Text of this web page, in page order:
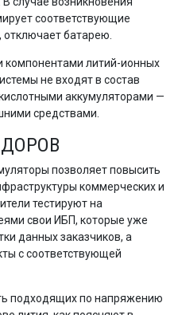
соответствующие
батарею.
литий-ионных
не входят в состав
аккумуляторами —
средствами.
позволяет повысить
коммерческих и
тестируют на
свои ИБП, которые уже
данных заказчиков, а
с соответствующей
подходящих по напряжению